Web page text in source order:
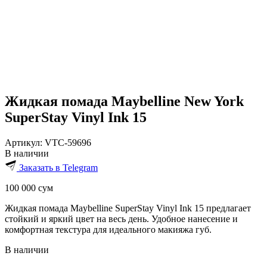
Жидкая помада Maybelline New York
SuperStay Vinyl Ink 15
Артикул: VTC-59696
В наличии
Заказать в Telegram
100 000 сум
Жидкая помада Maybelline SuperStay Vinyl Ink 15 предлагает
стойкий и яркий цвет на весь день. Удобное нанесение и
комфортная текстура для идеального макияжа губ.
В наличии